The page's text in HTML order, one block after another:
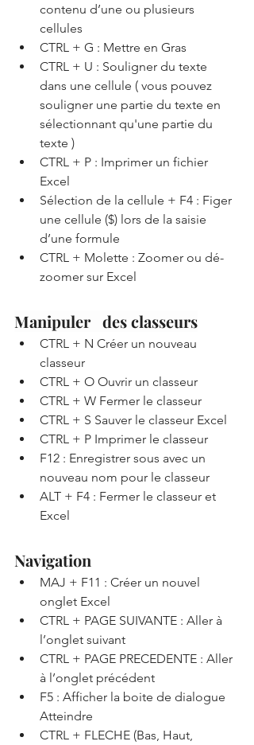
contenu d’une ou plusieurs
cellules
CTRL + G : Mettre en Gras
CTRL + U : Souligner du texte
dans une cellule ( vous pouvez
souligner une partie du texte en
sélectionnant qu'une partie du
texte )
CTRL + P : Imprimer un fichier
Excel
Sélection de la cellule + F4 : Figer
une cellule ($) lors de la saisie
d’une formule
CTRL + Molette : Zoomer ou dé-
zoomer sur Excel
Manipuler   des classeurs
CTRL + N Créer un nouveau
classeur
CTRL + O Ouvrir un classeur
CTRL + W Fermer le classeur
CTRL + S Sauver le classeur Excel
CTRL + P Imprimer le classeur
F12 : Enregistrer sous avec un
nouveau nom pour le classeur
ALT + F4 : Fermer le classeur et
Excel
Navigation
MAJ + F11 : Créer un nouvel
onglet Excel
CTRL + PAGE SUIVANTE : Aller à
l’onglet suivant
CTRL + PAGE PRECEDENTE : Aller
à l’onglet précédent
F5 : Afficher la boite de dialogue
Atteindre
CTRL + FLECHE (Bas, Haut,